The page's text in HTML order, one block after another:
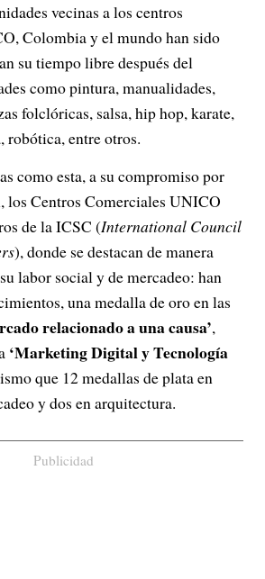
vecinas a los centros
Colombia y el mundo han sido
su tiempo libre después del
como pintura, manualidades,
folclóricas, salsa, hip hop, karate,
entre otros.
como esta, a su compromiso por
los Centros Comerciales UNICO
de la ICSC (International Council
), donde se destacan de manera
labor social y de mercadeo: han
una medalla de oro en las
relacionado a una causa’,
‘Marketing Digital y Tecnología
que 12 medallas de plata en
y dos en arquitectura.
Publicidad